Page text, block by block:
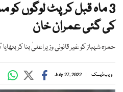
3 ماہ قبل کرپٹ لوگوں
کی گئی عمران خان
حمزہ شہباز کو غیر قانونی وزیراعلیٰ بنا کر
ویب ڈیسک July 27, 2022